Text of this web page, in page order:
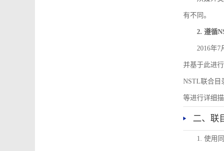
有不同。
2. 遵循
2016年7
并基于此进
NSTL联合目
等进行详细
二、联
1. 使用